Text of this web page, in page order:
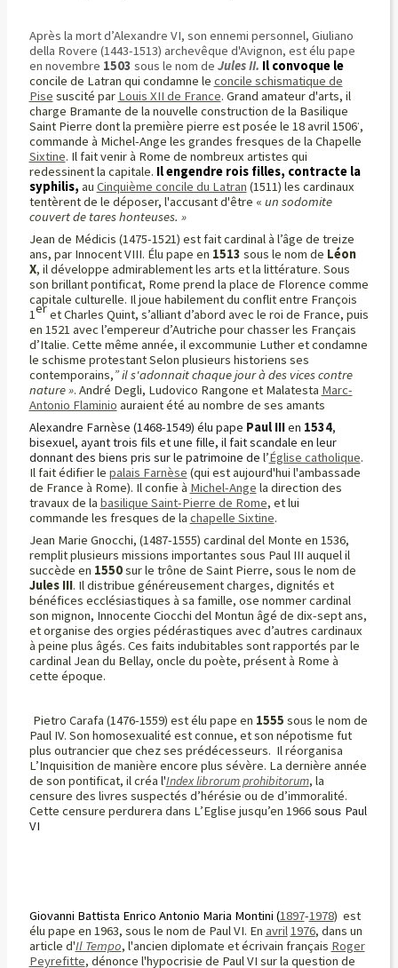
Après la mort d’Alexandre VI, son ennemi personnel, Giuliano
della Rovere (1443-1513) archevêque d'Avignon, est élu pape
en novembre 1503 sous le nom de Jules II. Il convoque le
concile de Latran qui condamne le concile schismatique de
Pise suscité par Louis XII de France. Grand amateur d'arts, il
charge Bramante de la nouvelle construction de la Basilique
Saint Pierre dont la première pierre est posée le 18 avril 1506.,
commande à Michel-Ange les grandes fresques de la Chapelle
Sixtine. Il fait venir à Rome de nombreux artistes qui
redessinent la capitale. Il engendre rois filles, contracte la
syphilis, au Cinquième concile du Latran (1511) les cardinaux
tentèrent de le déposer, l'accusant d'être « un sodomite
couvert de tares honteuses. »
Jean de Médicis (1475-1521) est fait cardinal à l’âge de treize
ans, par Innocent VIII. Élu pape en 1513 sous le nom de Léon
X, il développe admirablement les arts et la littérature. Sous
son brillant pontificat, Rome prend la place de Florence comme
capitale culturelle. Il joue habilement du conflit entre François
1eret Charles Quint, s’alliant d’abord avec le roi de France, puis
en 1521 avec l’empereur d’Autriche pour chasser les Français
d’Italie. Cette même année, il excommunie Luther et condamne
le schisme protestant Selon plusieurs historiens ses
contemporains,”il s'adonnait chaque jour à des vices contre
nature ». André Degli, Ludovico Rangone et Malatesta Marc-
Antonio Flaminio auraient été au nombre de ses amants
Alexandre Farnèse (1468-1549) élu pape Paul IIIen 1534,
bisexuel, ayant trois fils et une fille, il fait scandale en leur
donnant des biens pris sur le patrimoine de l’Église catholique.
Il fait édifier le palais Farnèse (qui est aujourd'hui l'ambassade
de France à Rome). Il confie à Michel-Ange la direction des
travaux de la basilique Saint-Pierre de Rome, et lui
commande les fresques de la chapelle Sixtine.
Jean ­Marie Gnocchi, (1487-1555) cardinal del Monte en 1536,
remplit plusieurs missions importantes sous Paul III auquel il
succède en 1550sur le trône de Saint Pierre, sous le nom de
Jules III. Il distribue généreusement charges, dignités et
bénéfices ecclésiastiques à sa famille, ose nommer cardinal
son mignon, Innocente Ciocchi del Montun âgé de dix-sept ans,
et organise des orgies pédérastiques avec d’autres cardinaux
à peine plus âgés. Ces faits indubitables sont rapportés par le
cardinal Jean du Bellay, oncle du poète, présent à Rome à
cette époque.
Pietro Carafa (1476-1559) est élu pape en 1555 sous le nom de
Paul IV. Son homosexualité est connue, et son népotisme fut
plus outrancier que chez ses prédécesseurs. Il réorganisa
L’Inquisition de manière encore plus sévère. La dernière année
de son pontificat, il créa l'Index librorum prohibitorum, la
censure des livres suspectés d’hérésie ou de d’immoralité.
Cette censure perdurera dans L’Eglise jusqu’en 1966sous Paul
VI
Giovanni Battista Enrico Antonio Maria Montini (1897-1978) est
élu pape en 1963, sous le nom de Paul VI. En avril1976, dans un
article d'Il Tempo, l'ancien diplomate et écrivain français Roger
Peyrefitte, dénonce l'hypocrisie de Paul VI sur la question de